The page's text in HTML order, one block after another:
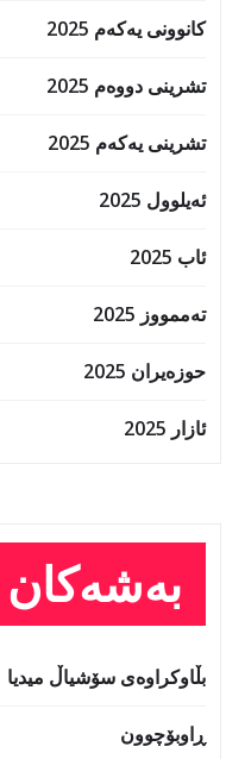
کانوونی یەکەم 2025
تشرینی دووەم 2025
تشرینی یەکەم 2025
ئەیلوول 2025
ئاب 2025
تەممووز 2025
حوزه‌یران 2025
ئازار 2025
بەشەکان
بڵاوکراوەی سۆشیاڵ میدیا
ڕاوبۆچوون